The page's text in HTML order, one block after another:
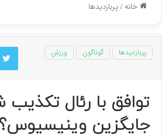
خانه/پربازدیدها
پربازدیدها گوناگون ورزش
توافق با رئال تکذیب
جایگزین وینیسیوس؟